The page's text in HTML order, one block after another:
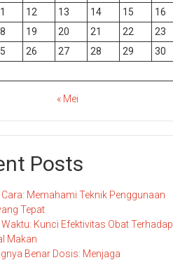
12 13 14 15
16
19 20 21 22
23
26 27 28 29
30
« Mei
Posts
Cara: Memahami Teknik Penggunaan
Tepat
Waktu: Kunci Efektivitas Obat Terhadap
Makan
Benar Dosis: Menjaga